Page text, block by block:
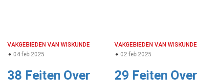
VAKGEBIEDEN VAN WISKUNDE
04 feb 2025
38 Feiten Over
VAKGEBIEDEN VAN WISKUNDE
02 feb 2025
29 Feiten Over